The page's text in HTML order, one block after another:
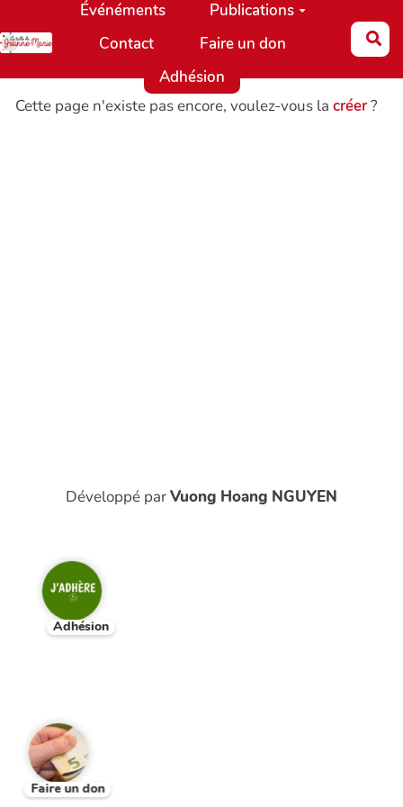
Aller au contenu principal
Événéments
Publications
Contact
Faire un don
Adhésion
Cette page n'existe pas encore, voulez-vous la créer?
Développé parVuong Hoang NGUYEN
Adhésion
Faire un don